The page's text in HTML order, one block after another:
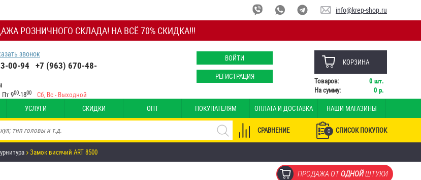
РОЗНИЧНОГО СКЛАДА! НА ВСЁ 70% СКИДКА!!!
info@krep-shop.ru
звонок
00-94 +7 (963) 670-48-
Пт 900-1800 Сб, Вс - Выходной
ВОЙТИ
РЕГИСТРАЦИЯ
КОРЗИНА
Товаров: 0 шт.
На сумму:
0 р.
УСЛУГИ СКИДКИ ОПТ ПОКУПАТЕЛЯМ ОПЛАТА И ДОСТАВКА НАШИ МАГАЗИНЫ
0 СПИСОК ПОКУПОК
СРАВНЕНИЕ
Замок висячий ART 8500
ПРОДАЖА ОТОДНОЙШТУКИ